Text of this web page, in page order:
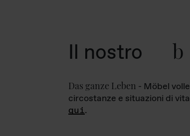
Il nostro
Das ganze Leben - Möbel
circostanze e situazioni di
qui.